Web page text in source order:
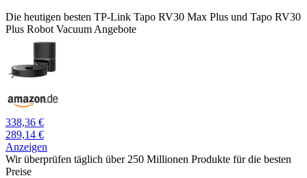
Die heutigen besten TP-Link Tapo RV30 Max Plus und Tapo RV30
Plus Robot Vacuum Angebote
338,36 €
289,14 €
Anzeigen
Wir überprüfen täglich über 250 Millionen Produkte für die besten
Preise